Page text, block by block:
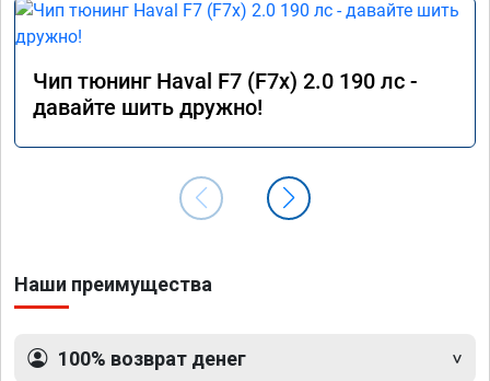
Чип тюнинг Haval F7 (F7x) 2.0 190 лс -
давайте шить дружно!
Наши преимущества
100% возврат денег